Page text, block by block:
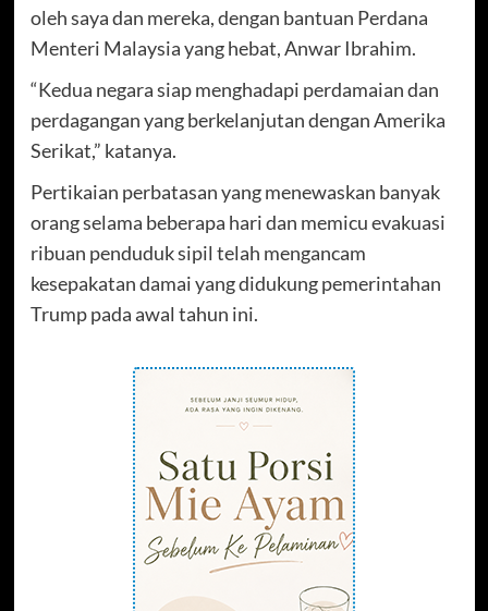
oleh saya dan mereka, dengan bantuan Perdana
Menteri Malaysia yang hebat, Anwar Ibrahim.
“Kedua negara siap menghadapi perdamaian dan
perdagangan yang berkelanjutan dengan Amerika
Serikat,” katanya.
Pertikaian perbatasan yang menewaskan banyak
orang selama beberapa hari dan memicu evakuasi
ribuan penduduk sipil telah mengancam
kesepakatan damai yang didukung pemerintahan
Trump pada awal tahun ini.